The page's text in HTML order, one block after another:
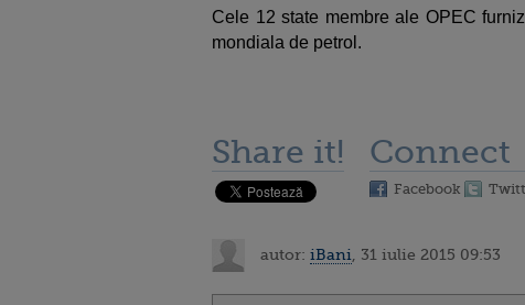
Cele 12 state membre ale OPEC
mondiala de petrol.
Share it! Connect
Facebook
autor: iBani , 31 iulie 2015 09:53